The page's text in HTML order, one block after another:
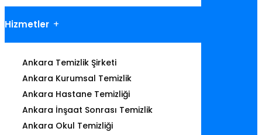
Hizmetler
Ankara Temizlik Şirketi
Ankara Kurumsal Temizlik
Ankara Hastane Temizliği
Ankara İnşaat Sonrası Temizlik
Ankara Okul Temizliği